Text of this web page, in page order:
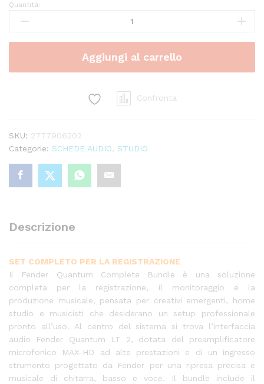
FENDER
Quantum
Bundle
Quantità:
Aggiungi al carrello
Confronta
SKU: 2777906202
Categorie: SCHEDE AUDIO, STUDIO
Descrizione
SET COMPLETO PER LA REGISTRAZIONE
Il Fender Quantum Complete Bundle è una soluzione
completa per la registrazione, il monitoraggio e la
produzione musicale, pensata per creativi emergenti, home
studio e musicisti che desiderano un setup professionale
pronto all’uso. Al centro del sistema si trova l’interfaccia
audio Fender Quantum LT 2, dotata del preamplificatore
microfonico MAX-HD ad alte prestazioni e di un ingresso
strumento progettato da Fender per una ripresa precisa e
musicale di chitarra, basso e voce. Il bundle include il